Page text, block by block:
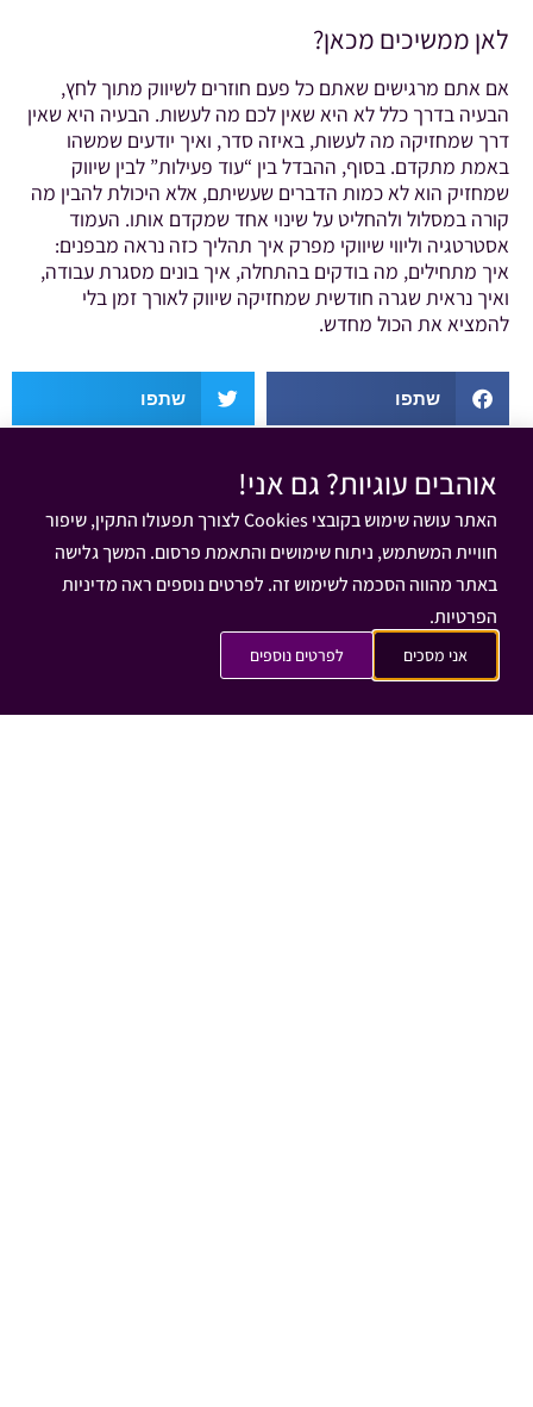
לאן ממשיכים מכאן?
אם אתם מרגישים שאתם כל פעם חוזרים לשיווק מתוך לחץ,
הבעיה בדרך כלל לא היא שאין לכם מה לעשות. הבעיה היא שאין
דרך שמחזיקה מה לעשות, באיזה סדר, ואיך יודעים שמשהו
באמת מתקדם. בסוף, ההבדל בין “עוד פעילות” לבין שיווק
שמחזיק הוא לא כמות הדברים שעשיתם, אלא היכולת להבין מה
קורה במסלול ולהחליט על שינוי אחד שמקדם אותו. העמוד
אסטרטגיה וליווי שיווקי מפרק איך תהליך כזה נראה מבפנים:
איך מתחילים, מה בודקים בהתחלה, איך בונים מסגרת עבודה,
ואיך נראית שגרה חודשית שמחזיקה שיווק לאורך זמן בלי
להמציא את הכול מחדש.
שתפו שתפו
שלחו
מאי 24, 2026 כותב הפוסט:שחר פריד
מאמרים נוספים שאולי יעניינו אותך:
אוהבים עוגיות? גם אני!
האתר עושה שימוש בקובצי Cookies לצורך תפעולו התקין, שיפור
חוויית המשתמש, ניתוח שימושים והתאמת פרסום. המשך גלישה
באתר מהווה הסכמה לשימוש זה. לפרטים נוספים ראה מדיניות
הפרטיות.
אני מסכים לפרטים נוספים